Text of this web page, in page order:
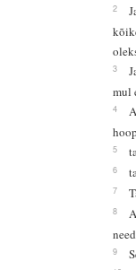
2
3
mul
4
5
6
7
8
9